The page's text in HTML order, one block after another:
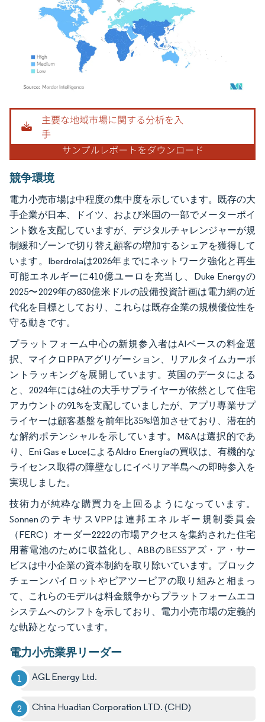
画像 © Mordor Intelligence。再利用にはCC BY 4.0の表示が必要です。
競争環境
電力小売市場は中程度の集中度を示しています。既存の大
手企業が日本、ドイツ、および米国の一部でメーターポイ
ント数を支配していますが、デジタルチャレンジャーが規
制緩和ゾーンで切り替え顧客の増加するシェアを獲得して
います。Iberdrolaは2026年までにネットワーク強化と再生
可能エネルギーに410億ユーロを充当し、Duke Energyの
2025〜2029年の830億米ドルの設備投資計画は電力網の近
代化を目標としており、これらは既存企業の規模優位性を
守る動きです。
プラットフォーム中心の新規参入者はAIベースの料金選
択、マイクロPPAアグリゲーション、リアルタイムカーボ
ントラッキングを展開しています。英国のデータによる
と、2024年には6社の大手サプライヤーが依然として住宅
アカウントの91%を支配していましたが、アプリ専業サプ
ライヤーは顧客基盤を前年比35%増加させており、潜在的
な解約ポテンシャルを示しています。M&Aは選択的であ
り、Eni Gas e LuceによるAldro Energíaの買収は、有機的な
ライセンス取得の障壁なしにイベリア半島への即時参入を
実現しました。
技術力が純粋な購買力を上回るようになっています。
SonnenのテキサスVPPは連邦エネルギー規制委員会
（FERC）オーダー2222の市場アクセスを集約された住宅
用蓄電池のために収益化し、ABBのBESSアズ・ア・サー
ビスは中小企業の資本制約を取り除いています。ブロック
チェーンパイロットやピアツーピアの取り組みと相まっ
て、これらのモデルは料金競争からプラットフォームエコ
システムへのシフトを示しており、電力小売市場の定義的
な軌跡となっています。
電力小売業界リーダー
AGL Energy Ltd.
China Huadian Corporation LTD. (CHD)